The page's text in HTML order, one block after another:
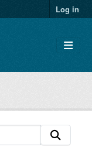
Log in